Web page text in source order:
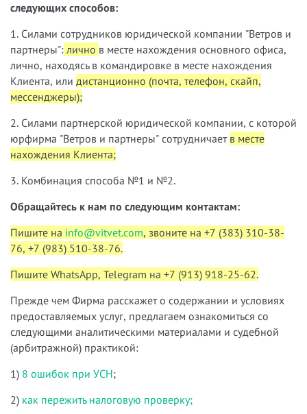
следующих способов:
1. Силами сотрудников юридической компании "Ветров и
партнеры": лично в месте нахождения основного офиса,
лично, находясь в командировке в месте нахождения
Клиента, или дистанционно (почта, телефон, скайп,
мессенджеры);
2. Силами партнерской юридической компании, с которой
юрфирма "Ветров и партнеры" сотрудничает в месте
нахождения Клиента;
3. Комбинация способа №1 и №2.
Обращайтесь к нам по следующим контактам:
Пишите на info@vitvet.com, звоните на +7 (383) 310-38-
76, +7 (983) 510-38-76.
Пишите WhatsApp, Telegram на +7 (913) 918-25-62.
Прежде чем Фирма расскажет о содержании и условиях
предоставляемых услуг, предлагаем ознакомиться со
следующими аналитическими материалами и судебной
(арбитражной) практикой:
1) 8 ошибок при УСН;
2) как пережить налоговую проверку;